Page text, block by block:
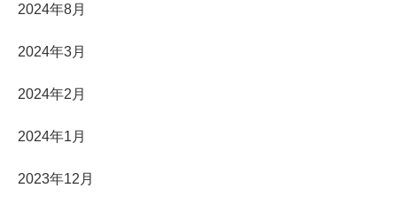
2024年8月
2024年3月
2024年2月
2024年1月
2023年12月